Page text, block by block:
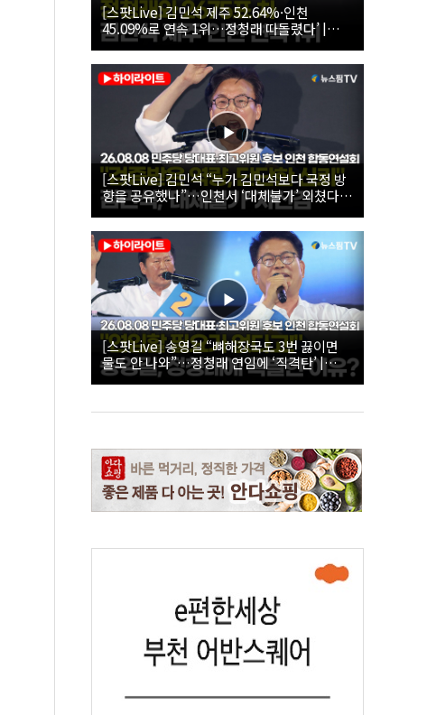
[스팟Live] 김민석 제주 52.64%·인천
45.09%로 연속 1위…정청래 따돌렸다’ |
26.08.08 더불어민주당 당대표·최고위원 후
보 인천 합동연설회
[스팟Live] 김민석 “누가 김민석보다 국정 방
향을 공유했나”…인천서 ‘대체불가’ 외쳤다 |
26.08.08 더불어민주당 당대표·최고위원 후
보 인천 합동연설회
[스팟Live] 송영길 “뼈해장국도 3번 끓이면
물도 안 나와”…정청래 연임에 ‘직격탄’ |
26.08.08 더불어민주당 당대표·최고위원 후